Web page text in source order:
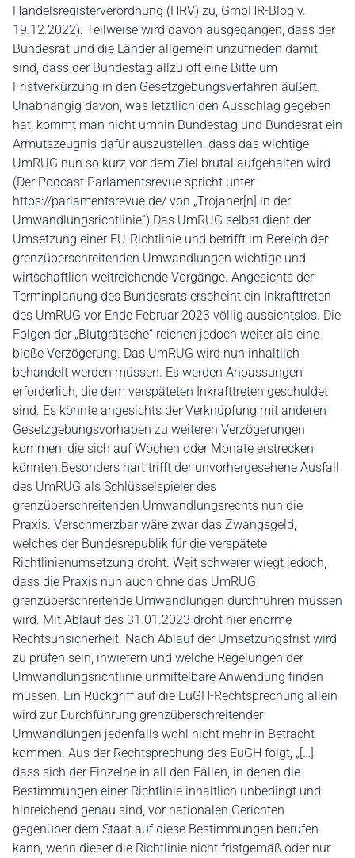
Handelsregisterverordnung (HRV) zu, GmbHR-Blog v.
19.12.2022). Teilweise wird davon ausgegangen, dass der
Bundesrat und die Länder allgemein unzufrieden damit
sind, dass der Bundestag allzu oft eine Bitte um
Fristverkürzung in den Gesetzgebungsverfahren äußert.
Unabhängig davon, was letztlich den Ausschlag gegeben
hat, kommt man nicht umhin Bundestag und Bundesrat ein
Armutszeugnis dafür auszustellen, dass das wichtige
UmRUG nun so kurz vor dem Ziel brutal aufgehalten wird
(Der Podcast Parlamentsrevue spricht unter
https://parlamentsrevue.de/ von „Trojaner[n] in der
Umwandlungsrichtlinie“).Das UmRUG selbst dient der
Umsetzung einer EU-Richtlinie und betrifft im Bereich der
grenzüberschreitenden Umwandlungen wichtige und
wirtschaftlich weitreichende Vorgänge. Angesichts der
Terminplanung des Bundesrats erscheint ein Inkrafttreten
des UmRUG vor Ende Februar 2023 völlig aussichtslos. Die
Folgen der „Blutgrätsche“ reichen jedoch weiter als eine
bloße Verzögerung. Das UmRUG wird nun inhaltlich
behandelt werden müssen. Es werden Anpassungen
erforderlich, die dem verspäteten Inkrafttreten geschuldet
sind. Es könnte angesichts der Verknüpfung mit anderen
Gesetzgebungsvorhaben zu weiteren Verzögerungen
kommen, die sich auf Wochen oder Monate erstrecken
könnten.Besonders hart trifft der unvorhergesehene Ausfall
des UmRUG als Schlüsselspieler des
grenzüberschreitenden Umwandlungsrechts nun die
Praxis. Verschmerzbar wäre zwar das Zwangsgeld,
welches der Bundesrepublik für die verspätete
Richtlinienumsetzung droht. Weit schwerer wiegt jedoch,
dass die Praxis nun auch ohne das UmRUG
grenzüberschreitende Umwandlungen durchführen müssen
wird. Mit Ablauf des 31.01.2023 droht hier enorme
Rechtsunsicherheit. Nach Ablauf der Umsetzungsfrist wird
zu prüfen sein, inwiefern und welche Regelungen der
Umwandlungsrichtlinie unmittelbare Anwendung finden
müssen. Ein Rückgriff auf die EuGH-Rechtsprechung allein
wird zur Durchführung grenzüberschreitender
Umwandlungen jedenfalls wohl nicht mehr in Betracht
kommen. Aus der Rechtsprechung des EuGH folgt, „[…]
dass sich der Einzelne in all den Fällen, in denen die
Bestimmungen einer Richtlinie inhaltlich unbedingt und
hinreichend genau sind, vor nationalen Gerichten
gegenüber dem Staat auf diese Bestimmungen berufen
kann, wenn dieser die Richtlinie nicht fristgemäß oder nur